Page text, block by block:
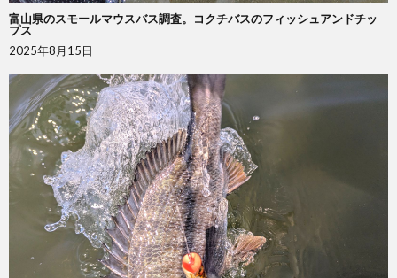
富山県のスモールマウスバス調査。コクチバスのフィッシュアンドチッ
プス
2025年8月15日